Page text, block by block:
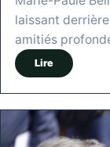
laissant
amitiés
Lire